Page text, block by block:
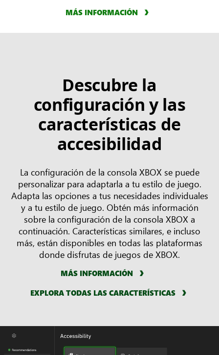
MÁS INFORMACIÓN
Descubre la
configuración y las
características de
accesibilidad
La configuración de la consola XBOX se puede
personalizar para adaptarla a tu estilo de juego.
Adapta las opciones a tus necesidades individuales
y a tu estilo de juego. Obtén más información
sobre la configuración de la consola XBOX a
continuación. Características similares, e incluso
más, están disponibles en todas las plataformas
donde disfrutas de juegos de XBOX.
MÁS INFORMACIÓN
EXPLORA TODAS LAS CARACTERÍSTICAS